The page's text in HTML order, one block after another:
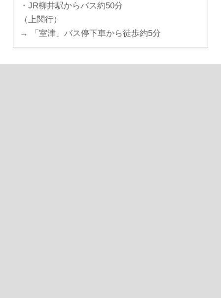
・JR柳井駅からバス約50分
（上関行）
→ 「室津」バス停下車から徒歩約5分